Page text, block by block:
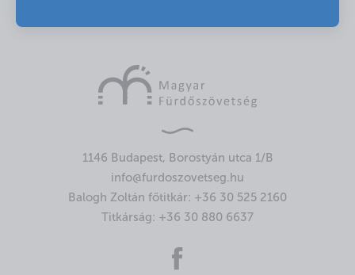
1146 Budapest, Borostyán utca 1/B
info@furdoszovetseg.hu
Balogh Zoltán főtitkár: +36 30 525 2160
Titkárság: +36 30 880 6637